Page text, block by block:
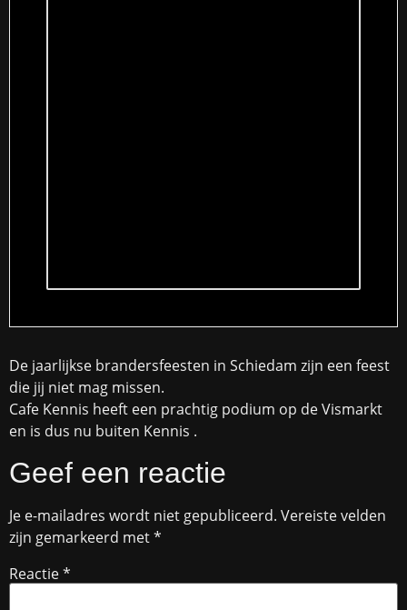
De jaarlijkse brandersfeesten in Schiedam zijn een feest
die jij niet mag missen.
Cafe Kennis heeft een prachtig podium op de Vismarkt
en is dus nu buiten Kennis .
Geef een reactie
Je e-mailadres wordt niet gepubliceerd. Vereiste velden
zijn gemarkeerd met*
Reactie*